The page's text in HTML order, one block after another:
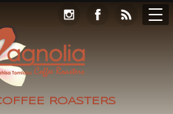
ROASTERS
ホーム
ご案内Store
フォト
クセス
タクトLogin